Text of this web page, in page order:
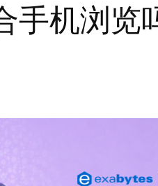
手机浏览